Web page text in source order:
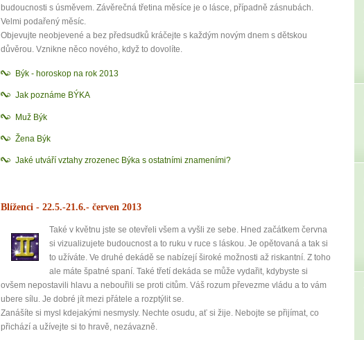
10 tipů pro zdravý a
plnohodnotný život
... všechny tipy zdarma.
Nemusí to tak být - ZJISTĚTE ZDARMA!
Jak mít více energie každý den
Jak vnést do života rovnováhu
Jak být šťastnější
budoucnosti s úsměvem. Závěrečná třetina měsíce je o lásce, případně zásnubách.
Velmi podařený měsíc.
Objevujte neobjevené a bez předsudků kráčejte s každým novým dnem s dětskou
důvěrou. Vznikne něco nového, když to dovolíte.
Býk - horoskop na rok 2013
Jak poznáme BÝKA
Muž Býk
Žena Býk
Jaké utváří vztahy zrozenec Býka s ostatními znameními?
Blíženci - 22.5.-21.6.- červen 2013
Také v květnu jste se otevřeli všem a vyšli ze sebe. Hned začátkem června
si vizualizujete budoucnost a to ruku v ruce s láskou. Je opětovaná a tak si
to užíváte. Ve druhé dekádě se nabízejí široké možnosti až riskantní. Z toho
ale máte špatné spaní. Také třetí dekáda se může vydařit, kdybyste si
ovšem nepostavili hlavu a nebouřili se proti citům. Váš rozum převezme vládu a to vám
ubere sílu. Je dobré jít mezi přátele a rozptýlit se.
Zanášíte si mysl kdejakými nesmysly. Nechte osudu, ať si žije. Nebojte se přijímat, co
přichází a užívejte si to hravě, nezávazně.